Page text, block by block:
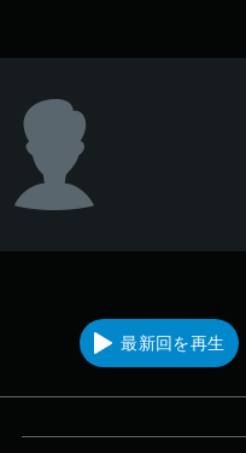
最新回を再生